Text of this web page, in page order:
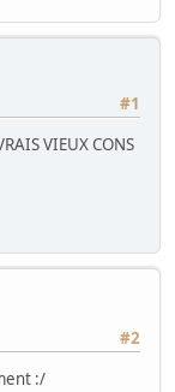
#1
VIEUX CONS
#2
:/